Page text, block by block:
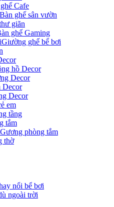
Cafe
Bàn ghế sân vườn
giãn
ghế Gaming
Giường ghế bể bơi
hồ Decor
Decor
Decor
Decor
em
tầng
tắm
Gương phòng tắm
thờ
nổi bể bơi
ngoài trời